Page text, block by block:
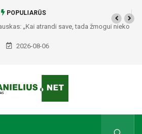
POPULIARŪS
„Kai atrandi save, tada žmogui nieko
2026-08-06